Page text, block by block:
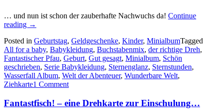
… und nun ist schon der zauberhafte Nachwuchs da! Continue
reading „Ein
Minialbum
zur
Geburt…“
→
Posted in Geburtstag, Geldgeschenke, Kinder, MinialbumTagged
All for a baby, Babykleidung, Buchstabenmix, der richtige Dreh,
Fantastischer Pfau, Geburt, Gut gesagt, Minialbum, Schön
geschrieben, Serie Babykleidung, Sternenglanz, Sternstunden,
Wasserfall Album, Welt der Abenteuer, Wunderbare Welt,
Ziehkarte1 Comment
Fantastfisch! – eine Drehkarte zur Einschulung…